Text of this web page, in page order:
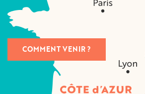
COMMENT VENIR ?